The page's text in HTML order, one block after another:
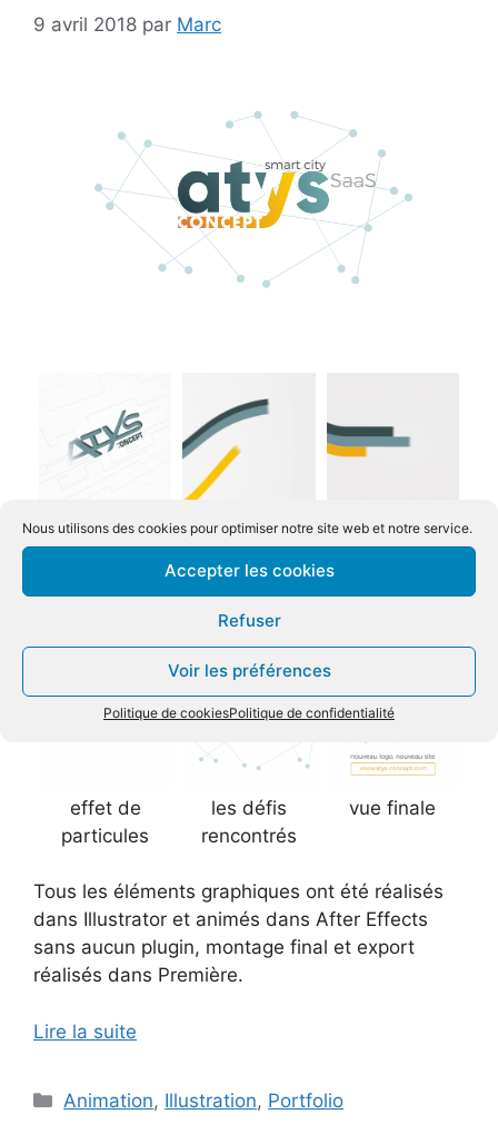
Nous utilisons des cookies pour optimiser notre site web et notre service.
Accepter les cookies
Refuser
Voir les préférences
Politique de cookiesPolitique de confidentialité
9 avril 2018 par Marc
l’ancien logo
les lignes
représentant
l’expérience et
les
le parcours des
lignes
effet de
particules
les défis
rencontrés
vue finale
Tous les éléments graphiques ont été réalisés
dans Illustrator et animés dans After Effects
sans aucun plugin, montage final et export
réalisés dans Première.
Lire la suite
Catégories
Animation, Illustration, Portfolio